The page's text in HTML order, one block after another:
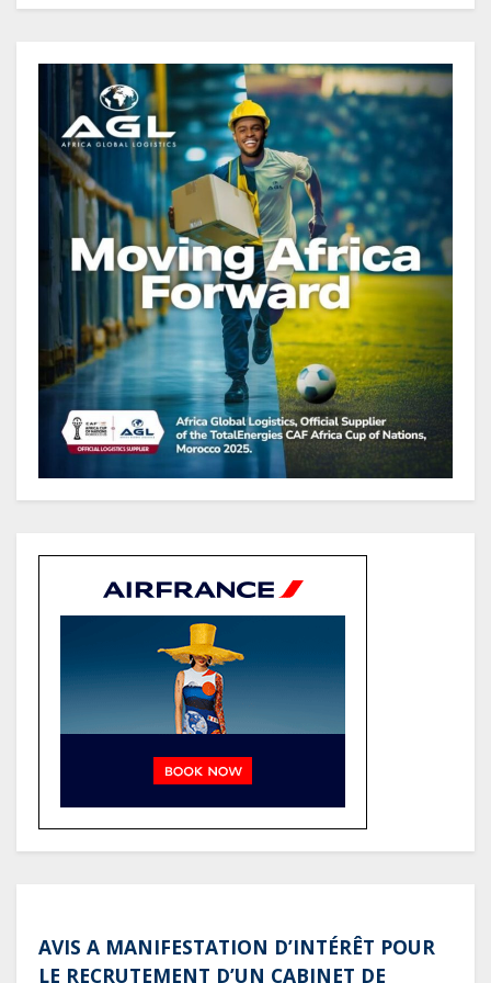
de FCFA, à fin juin 2026,
représentant 44,2 % du PIB
Gabon : Le gouvernement et la BAD
renforcent les capacités des
acteurs du secteur public pour
améliorer la performance des
projets
Gabon : Ismaël Bonkoungou, le
Directeur général en visite
d’inspection des grands chantiers
routiers d’EBOMAF BTP Gabon
dans la Ngounié
Gabon : Les paiements d’intérêts
de la dette absorbent 20 à 30 % des
recettes, tandis que le service
des recettes budgétaires
(Rapport)
Société : Vives polémiques sur
l’identité de Bombé Marcel auprès
de la communauté Babongo
positionnement de partenaire de
référence pour les grands projets
industriels et d’infrastructures du
pays
AVIS A MANIFESTATION D’INTÉRÊT POUR
LE RECRUTEMENT D’UN CABINET DE